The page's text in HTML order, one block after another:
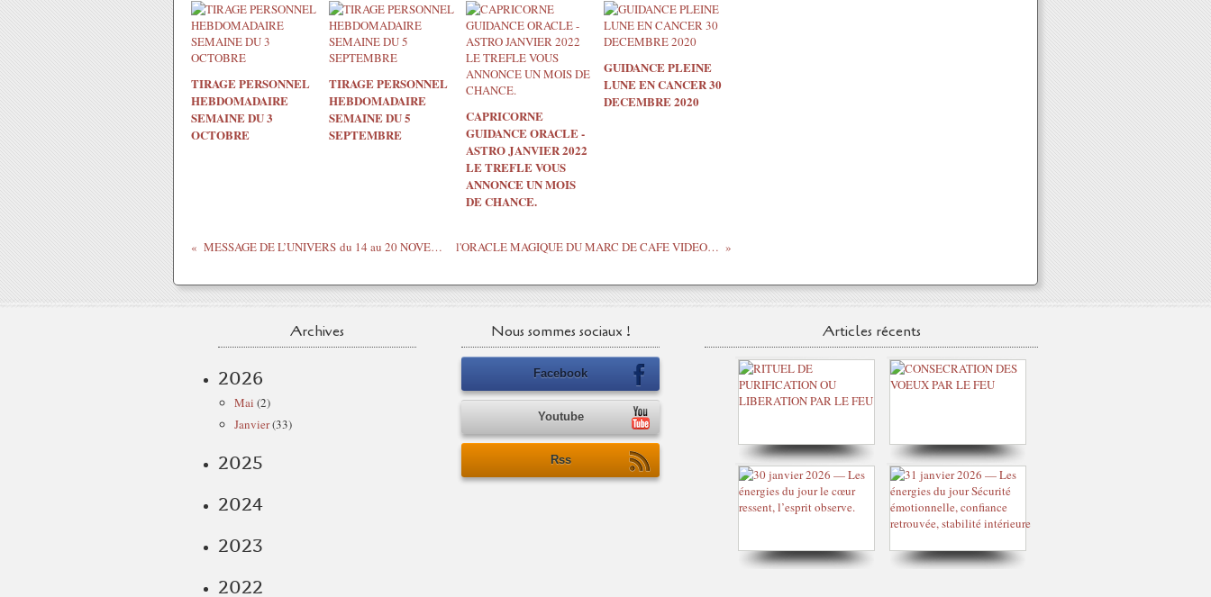
TIRAGE PERSONNEL
HEBDOMADAIRE
SEMAINE DU 3
OCTOBRE
TIRAGE PERSONNEL
HEBDOMADAIRE
SEMAINE DU 5
SEPTEMBRE
CAPRICORNE
GUIDANCE ORACLE -
ASTRO JANVIER 2022
LE TREFLE VOUS
ANNONCE UN MOIS
DE CHANCE.
GUIDANCE PLEINE
LUNE EN CANCER 30
DECEMBRE 2020
MESSAGE DE L’UNIVERS du 14 au 20 NOVEMBRE 2022 l'ORACLE MAGIQUE DU MARC DE CAFE VIDEO COMPLETE
Archives
2026
Mai (2)
Janvier(33)
2025
2024
2023
2022
Nous sommes sociaux !
Facebook
Youtube
Rss
Articles récents